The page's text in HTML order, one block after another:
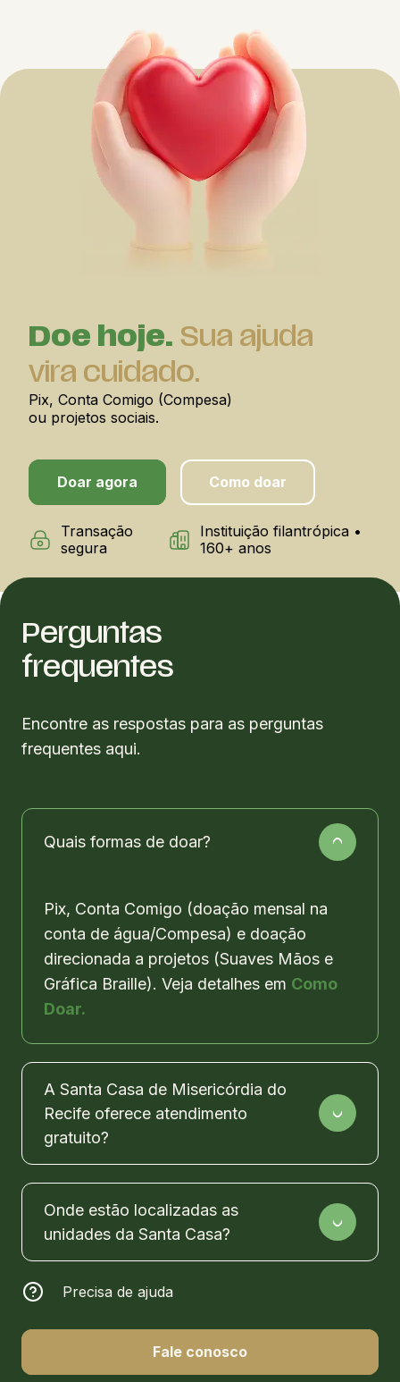
Doe hoje. Sua ajuda
vira cuidado.
Pix, Conta Comigo (Compesa)
ou projetos sociais.
Doar agora Como doar
Transação
segura
Instituição filantrópica •
160+ anos
Perguntas
frequentes
Encontre as respostas para as perguntas
frequentes aqui.
Quais formas de doar?
Pix, Conta Comigo (doação mensal na
conta de água/Compesa) e doação
direcionada a projetos (Suaves Mãos e
Gráfica Braille). Veja detalhes em Como
Doar.
A Santa Casa de Misericórdia do
Recife oferece atendimento
gratuito?
Onde estão localizadas as
unidades da Santa Casa?
Precisa de ajuda
Fale conosco